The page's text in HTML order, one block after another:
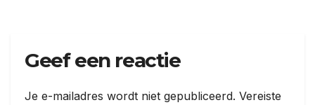
Geef een reactie
Je e-mailadres wordt niet gepubliceerd. Vereiste